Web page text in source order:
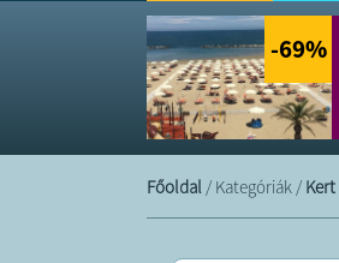
-69%
Főoldal / Kategóriák / Kert